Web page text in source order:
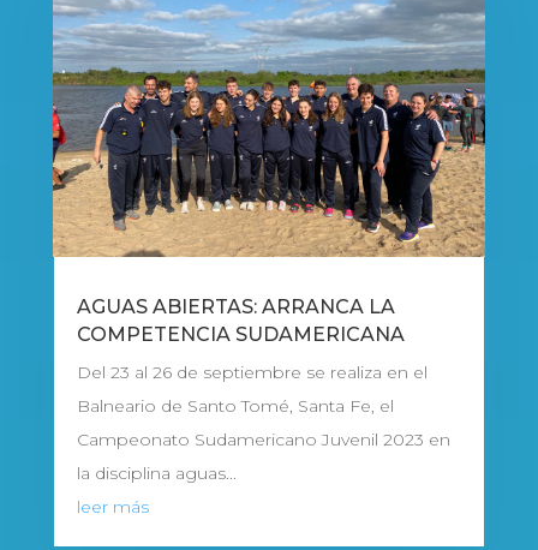
AGUAS ABIERTAS: ARRANCA LA
COMPETENCIA SUDAMERICANA
Del 23 al 26 de septiembre se realiza en el
Balneario de Santo Tomé, Santa Fe, el
Campeonato Sudamericano Juvenil 2023 en
la disciplina aguas...
leer más